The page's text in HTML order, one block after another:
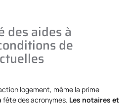
des aides à
de
logement, même la prime
fête des acronymes. Les notaires et